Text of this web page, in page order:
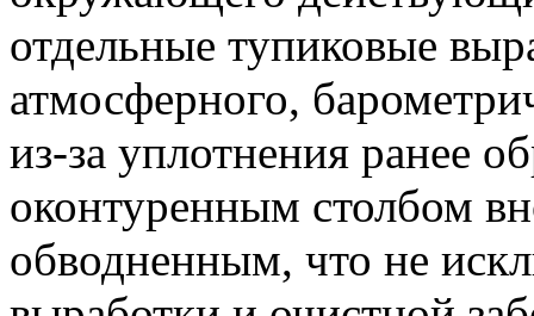
отдельные тупиковые
атмосферного,
из-за уплотнения ранее
оконтуренным столбом
обводненным, что не